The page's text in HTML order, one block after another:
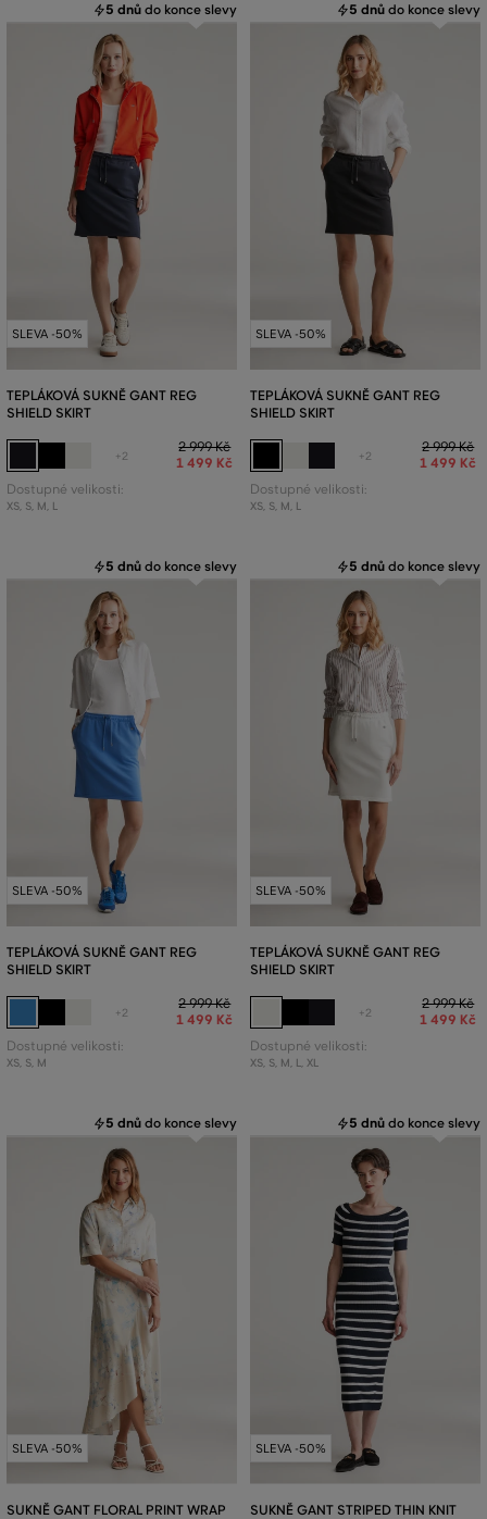
5 dnů do konce slevy
SLEVA -50%
TEPLÁKOVÁ SUKNĚ GANT REG
SHIELD SKIRT
+2
2 999 Kč
1 499 Kč
Dostupné velikosti:
XS, S, M, L
5 dnů do konce slevy
SLEVA -50%
TEPLÁKOVÁ SUKNĚ GANT REG
SHIELD SKIRT
+2
2 999 Kč
1 499 Kč
Dostupné velikosti:
XS, S, M, L
5 dnů do konce slevy
SLEVA -50%
TEPLÁKOVÁ SUKNĚ GANT REG
SHIELD SKIRT
+2
2 999 Kč
1 499 Kč
Dostupné velikosti:
XS, S, M
5 dnů do konce slevy
SLEVA -50%
TEPLÁKOVÁ SUKNĚ GANT REG
SHIELD SKIRT
+2
2 999 Kč
1 499 Kč
Dostupné velikosti:
XS, S, M, L, XL
5 dnů do konce slevy
SLEVA -50%
SUKNĚ GANT FLORAL PRINT WRAP
5 dnů do konce slevy
SLEVA -50%
SUKNĚ GANT STRIPED THIN KNIT